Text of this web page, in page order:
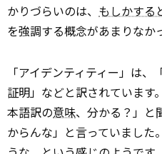
かりづらいのは、 もしかする
を強調する概念があまりなか
「アイデンティティー」は
証明」などと訳されています
本語訳の意味、分かる？」と
からんな」と言っていました